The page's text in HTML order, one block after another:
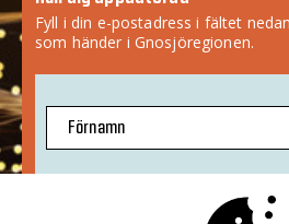
Fyll i din e-postadress i fältet
som händer i Gnosjöregionen.
Förnamn